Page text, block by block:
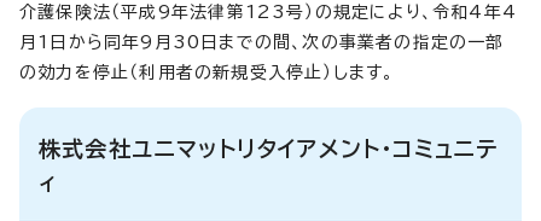
介護保険法（平成9年法律第123号）の規定により、令和4年4
月1日から同年9月30日までの間、次の事業者の指定の一部
の効力を停止（利用者の新規受入停止）します。
株式会社ユニマットリタイアメント・コミュニテ
ィ